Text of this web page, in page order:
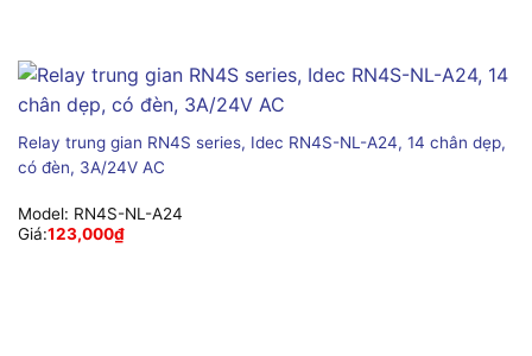
Relay trung gian RN4S series, Idec RN4S-NL-A24, 14 chân dẹp,
có đèn, 3A/24V AC
Model: RN4S-NL-A24
Giá:123,000₫